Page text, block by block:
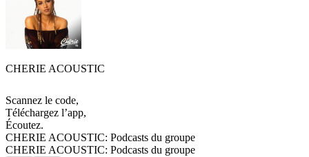
CHERIE ACOUSTIC
Scannez le code,
Téléchargez l’app,
Écoutez.
CHERIE ACOUSTIC: Podcasts du groupe
CHERIE ACOUSTIC: Podcasts du groupe